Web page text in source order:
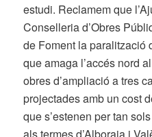
estudi. Reclamem que
Conselleria d’Obres
de Foment la paralització
que amaga l’accés nord
obres d’ampliació a tres
projectades amb un cost
que s’estenen per tan